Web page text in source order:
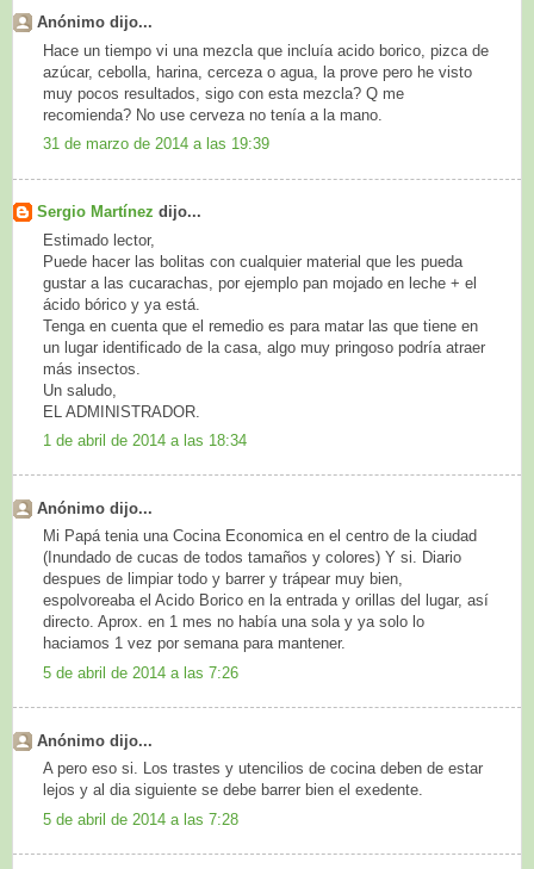
Anónimo dijo...
Hace un tiempo vi una mezcla que incluía acido borico, pizca de
azúcar, cebolla, harina, cerceza o agua, la prove pero he visto
muy pocos resultados, sigo con esta mezcla? Q me
recomienda? No use cerveza no tenía a la mano.
31 de marzo de 2014 a las 19:39
Sergio Martínez dijo...
Estimado lector,
Puede hacer las bolitas con cualquier material que les pueda
gustar a las cucarachas, por ejemplo pan mojado en leche + el
ácido bórico y ya está.
Tenga en cuenta que el remedio es para matar las que tiene en
un lugar identificado de la casa, algo muy pringoso podría atraer
más insectos.
Un saludo,
EL ADMINISTRADOR.
1 de abril de 2014 a las 18:34
Anónimo dijo...
Mi Papá tenia una Cocina Economica en el centro de la ciudad
(Inundado de cucas de todos tamaños y colores) Y si. Diario
despues de limpiar todo y barrer y trápear muy bien,
espolvoreaba el Acido Borico en la entrada y orillas del lugar, así
directo. Aprox. en 1 mes no había una sola y ya solo lo
haciamos 1 vez por semana para mantener.
5 de abril de 2014 a las 7:26
Anónimo dijo...
A pero eso si. Los trastes y utencilios de cocina deben de estar
lejos y al dia siguiente se debe barrer bien el exedente.
5 de abril de 2014 a las 7:28